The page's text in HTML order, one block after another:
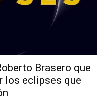
Brasero que
los eclipses que